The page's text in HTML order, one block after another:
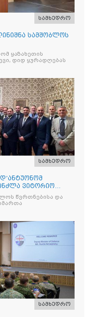
სამხედრო
სამშობლოს
ყაზახეთის
დიდ ყურადღებას
სამხედრო
ვიტორიო
წვრთნებისა და
სამხედრო